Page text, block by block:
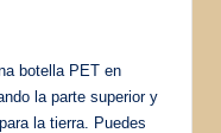
botella PET en
la parte superior y
la tierra. Puedes